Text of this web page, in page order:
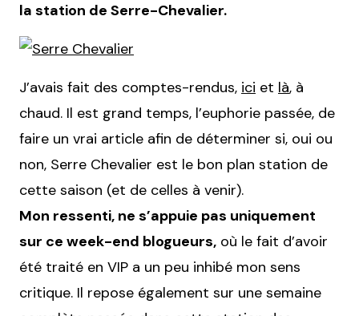
la station de Serre-Chevalier.
J’avais fait des comptes-rendus, ici et là, à
chaud. Il est grand temps, l’euphorie passée, de
faire un vrai article afin de déterminer si, oui ou
non, Serre Chevalier est le bon plan station de
cette saison (et de celles à venir).
Mon ressenti, ne s’appuie pas uniquement
sur ce week-end blogueurs, où le fait d’avoir
été traité en VIP a un peu inhibé mon sens
critique. Il repose également sur une semaine